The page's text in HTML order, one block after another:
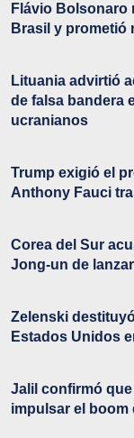
Flávio Bolsonaro
Brasil y prometió
Lituania advirtió
de falsa bandera
ucranianos
Trump exigió el
Anthony Fauci
Corea del Sur
Jong-un de
Zelenski
Estados Unidos
Jalil confirmó
impulsar el boom